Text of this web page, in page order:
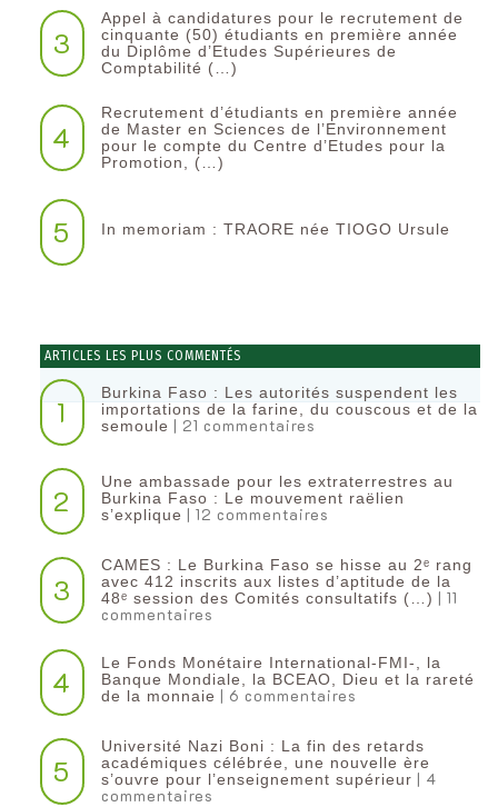
3
Appel à candidatures pour le recrutement de
cinquante (50) étudiants en première année
du Diplôme d’Etudes Supérieures de
Comptabilité (…)
4
Recrutement d’étudiants en première année
de Master en Sciences de l’Environnement
pour le compte du Centre d’Etudes pour la
Promotion, (…)
5 In memoriam : TRAORE née TIOGO Ursule
ARTICLES LES PLUS COMMENTÉS
1
Burkina Faso : Les autorités suspendent les
importations de la farine, du couscous et de la
semoule | 21 commentaires
2
Une ambassade pour les extraterrestres au
Burkina Faso : Le mouvement raëlien
s’explique | 12 commentaires
3
CAMES : Le Burkina Faso se hisse au 2ᵉ rang
avec 412 inscrits aux listes d’aptitude de la
48ᵉ session des Comités consultatifs (…) | 11
commentaires
4
Le Fonds Monétaire International-FMI-, la
Banque Mondiale, la BCEAO, Dieu et la rareté
de la monnaie | 6 commentaires
5
Université Nazi Boni : La fin des retards
académiques célébrée, une nouvelle ère
s’ouvre pour l’enseignement supérieur | 4
commentaires